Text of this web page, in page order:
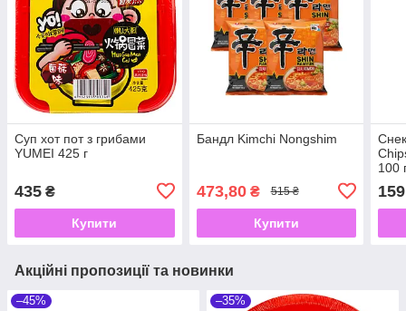
Суп хот пот з грибами
YUMEI 425 г
435 ₴
Купити
Бандл Kimchi Nongshim
473,80₴ 515 ₴
Купити
100
159
Акційні пропозиції та новинки
–45% –35%